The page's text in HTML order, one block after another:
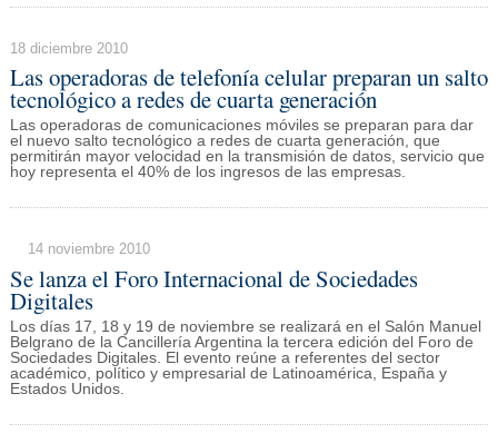
18 diciembre 2010
Las operadoras de telefonía celular preparan un salto
tecnológico a redes de cuarta generación
Las operadoras de comunicaciones móviles se preparan para dar
el nuevo salto tecnológico a redes de cuarta generación, que
permitirán mayor velocidad en la transmisión de datos, servicio que
hoy representa el 40% de los ingresos de las empresas.
14 noviembre 2010
Se lanza el Foro Internacional de Sociedades
Digitales
Los días 17, 18 y 19 de noviembre se realizará en el Salón Manuel
Belgrano de la Cancillería Argentina la tercera edición del Foro de
Sociedades Digitales. El evento reúne a referentes del sector
académico, político y empresarial de Latinoamérica, España y
Estados Unidos.